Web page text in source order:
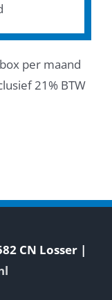
per maand
21% BTW
CN Losser |